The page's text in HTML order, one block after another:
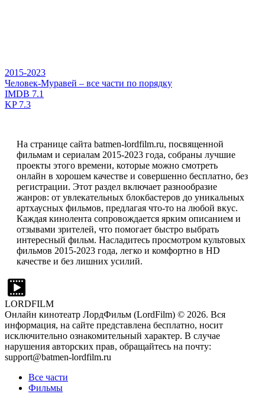
2015-2023
Человек-Муравей – все части по порядку
IMDB 7.1
KP7.3
На странице сайта batmen-lordfilm.ru, посвященной
фильмам и сериалам 2015-2023 года, собраны лучшие
проекты этого времени, которые можно смотреть
онлайн в хорошем качестве и совершенно бесплатно, без
регистрации. Этот раздел включает разнообразие
жанров: от увлекательных блокбастеров до уникальных
артхаусных фильмов, предлагая что-то на любой вкус.
Каждая кинолента сопровождается ярким описанием и
отзывами зрителей, что помогает быстро выбрать
интересный фильм. Насладитесь просмотром культовых
фильмов 2015-2023 года, легко и комфортно в HD
качестве и без лишних усилий.
LORDFILM
Онлайн кинотеатр ЛордФильм (LordFilm) © 2026. Вся
информация, на сайте представлена бесплатно, носит
исключительно ознакомительный характер. В случае
нарушения авторских прав, обращайтесь на почту:
support@batmen-lordfilm.ru
Все части
Фильмы